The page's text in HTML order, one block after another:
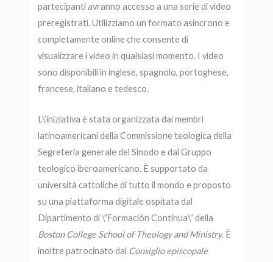
partecipanti avranno accesso a una serie di video
preregistrati. Utilizziamo un formato asincrono e
completamente online che consente di
visualizzare i video in qualsiasi momento. I video
sono disponibili in inglese, spagnolo, portoghese,
francese, italiano e tedesco.
L\’iniziativa è stata organizzata dai membri
latinoamericani della Commissione teologica della
Segreteria generale del Sinodo e dal Gruppo
teologico iberoamericano. È supportato da
università cattoliche di tutto il mondo e proposto
su una piattaforma digitale ospitata dal
Dipartimento di \”Formación Continua\” della
Boston College School of Theology and Ministry. È
inoltre patrocinato dal Consiglio episcopale